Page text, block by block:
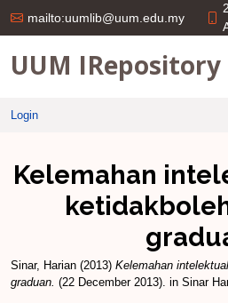
mailto:uumlib@uum.edu.my
UUM IRepository
Login
Kelemahan
Sinar, Harian (2013) Kelemahan
graduan. (22 December 2013). in Sinar